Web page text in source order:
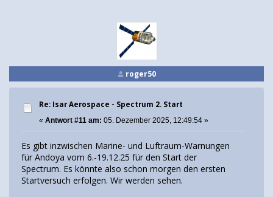
roger50
Re: Isar Aerospace - Spectrum 2. Start
« Antwort #11 am: 05. Dezember 2025, 12:49:54 »
Es gibt inzwischen Marine- und Luftraum-Warnungen
für Andoya vom 6.-19.12.25 für den Start der
Spectrum. Es könnte also schon morgen den ersten
Startversuch erfolgen. Wir werden sehen.